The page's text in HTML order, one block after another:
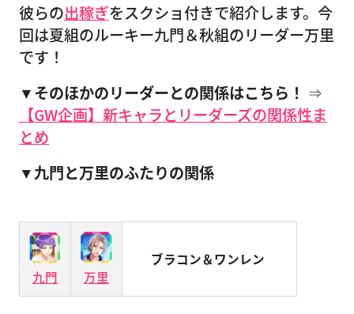
彼らの出稼ぎをスクショ付きで紹介します。今
回は夏組のルーキー九門＆秋組のリーダー万里
です！
▼そのほかのリーダーとの関係はこちら！ ⇒
【GW企画】新キャラとリーダーズの関係性ま
とめ
▼九門と万里のふたりの関係
九門 万里
ブラコン＆ワンレン